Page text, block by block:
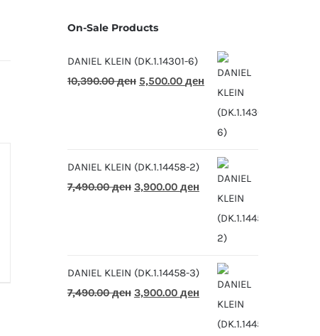
On-Sale Products
DANIEL KLEIN (DK.1.14301-6)
10,390.00ден Original
5,500.00 денCurrent
price
5,500.00 ден.
DANIEL KLEIN (DK.1.14458-2)
7,490.00ден Original
3,900.00 денCurrent
price
3,900.00 ден.
DANIEL KLEIN (DK.1.14458-3)
7,490.00ден Original
3,900.00 денCurrent
price